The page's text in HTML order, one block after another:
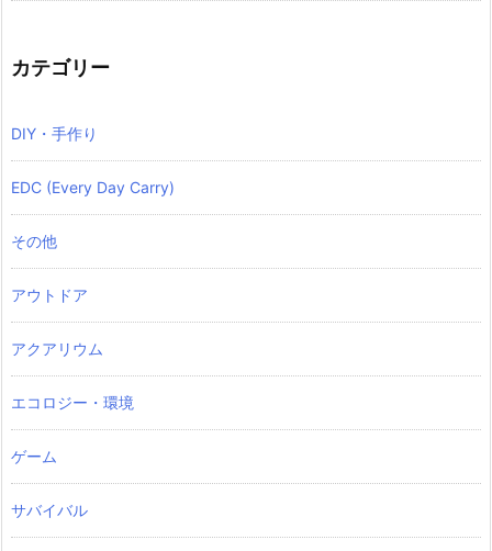
カテゴリー
DIY・手作り
EDC (Every Day Carry)
その他
アウトドア
アクアリウム
エコロジー・環境
ゲーム
サバイバル